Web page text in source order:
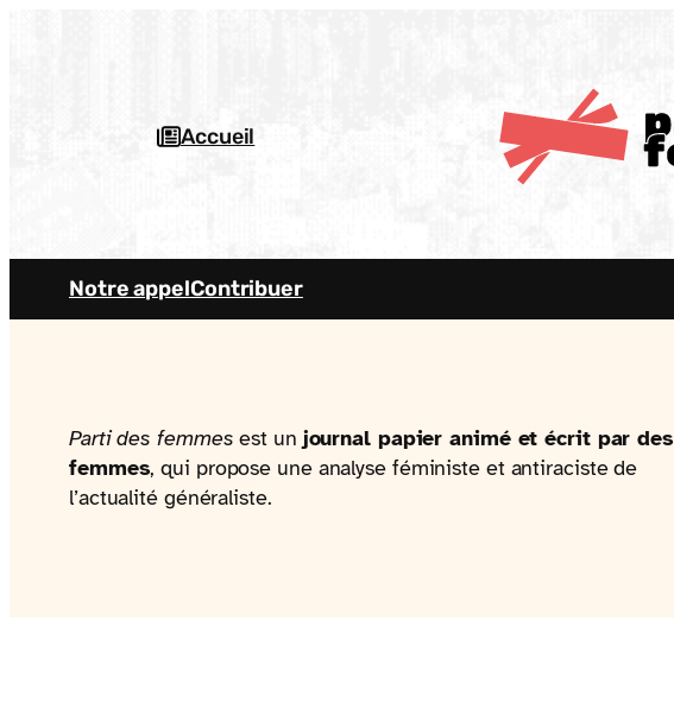
Accueil
Notre appelContribuer
Parti des femmes est un journal papier animé et écrit par des
femmes, qui propose une analyse féministe et antiraciste de
l’actualité généraliste.